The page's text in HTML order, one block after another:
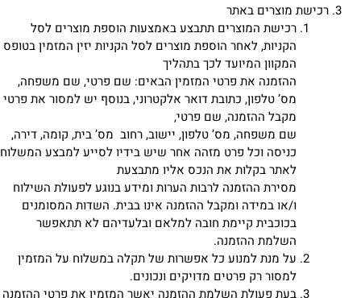
רכישת מוצרים באתר
רכישת המוצרים תתבצע באמצעות הוספת מוצרים לסל
הקניות, לאחר הוספת מוצרים לסל הקניות יזין המזמין בטופס
המקוון המיועד לכך בתהליך
ההזמנה את פרטי המזמין הבאים: שם פרטי, שם משפחה,
מס’ טלפון, כתובת דואר אלקטרוני, בנוסף יש למסור את פרטי
מקבל ההזמנה, שם פרטי,
שם משפחה, מס’ טלפון, יישוב, רחוב מס’ בית, קומה, דירה,
כניסה וכל פרט מזהה אחר שיש בידיו לסייע למבצע המשלוח
לאתר בקלות את הנכס אליו מתבצעת
מסירת ההזמנה לרבות הערות ומידע בנוגע לפעולת השילוח
ו/או במידה ומקבל ההזמנה אינו בבית. השדות המסומנים
בכוכבית קיימת חובה למלאם ובלעדיהם לא תתאפשר
השלמת ההזמנה.
על מנת למנוע כל אפשרות של תקלה במשלוח על המזמין
למסור רק פרטים מדויקים ונכונים.
בעת פעולת השלמת ההזמנה יאשר המזמין את פרטי ההזמנה